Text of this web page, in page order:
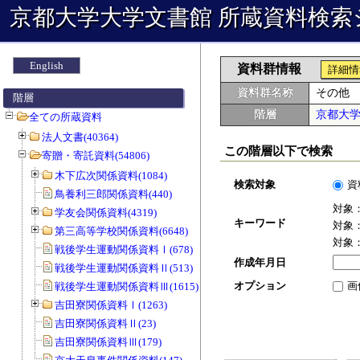
京都大学大学文書館 所蔵資料検
English
階層
全ての所蔵資料
法人文書(40364)
寄贈・寄託資料(54806)
木下広次関係資料(1084)
鳥養利三郎関係資料(440)
学友会関係資料(4319)
第三高等学校関係資料(6648)
戦後学生運動関係資料Ⅰ(678)
戦後学生運動関係資料Ⅱ(513)
戦後学生運動関係資料Ⅲ(1615)
吉田寮関係資料Ⅰ(1263)
吉田寮関係資料Ⅱ(23)
吉田寮関係資料Ⅲ(179)
資料群情報
詳細
資料群名称
その他
階層
京都大
この階層以下で検索
検索対象 資
キーワード
対象
対象
対象
作成年月日
オプション
画